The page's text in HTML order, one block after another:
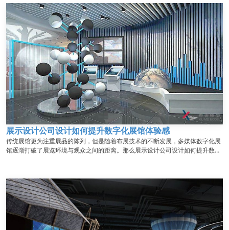
展示设计公司设计如何提升数字化展馆体验感
传统展馆更为注重展品的陈列，但是随着布展技术的不断发展，多媒体数字化展
馆逐渐打破了展览环境与观众之间的距离。那么展示设计公司设计如何提升数字